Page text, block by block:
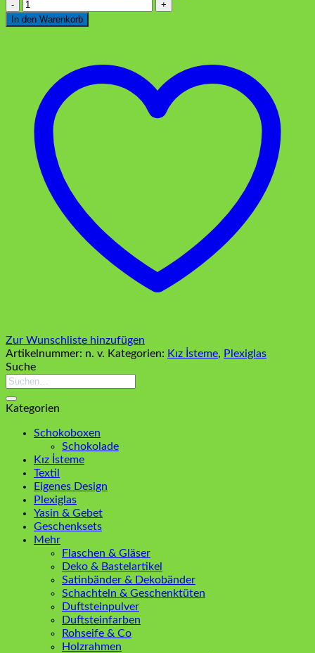
Cake
Topper
Sözümüz
In den Warenkorb
Zur Wunschliste hinzufügen
Artikelnummer: n. v. Kategorien: Kız İsteme, Plexiglas
Suche
Suchen
Kategorien
Schokoboxen
Schokolade
Kız İsteme
Textil
Eigenes Design
Plexiglas
Yasin & Gebet
Geschenksets
Mehr
Flaschen & Gläser
Deko & Bastelartikel
Satinbänder & Dekobänder
Schachteln & Geschenktüten
Duftsteinpulver
Duftsteinfarben
Rohseife & Co
Holzrahmen